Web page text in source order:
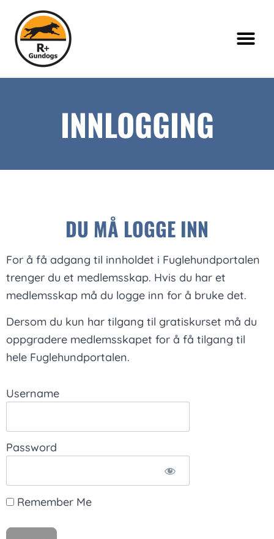
INNLOGGING
DU MÅ LOGGE INN
For å få adgang til innholdet i Fuglehundportalen
trenger du et medlemsskap. Hvis du har et
medlemsskap må du logge inn for å bruke det.
Dersom du kun har tilgang til gratiskurset må du
oppgradere medlemsskapet for å få tilgang til
hele Fuglehundportalen.
Username
Password
Remember Me